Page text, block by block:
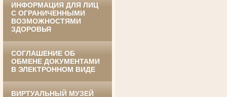
Винник Евдокия Трофимовна
ИНФОРМАЦИЯ ДЛЯ ЛИЦ
С ОГРАНИЧЕННЫМИ
ВОЗМОЖНОСТЯМИ
ЗДОРОВЬЯ
СОГЛАШЕНИЕ ОБ
ОБМЕНЕ ДОКУМЕНТАМИ
В ЭЛЕКТРОННОМ ВИДЕ
ВИРТУАЛЬНЫЙ МУЗЕЙ